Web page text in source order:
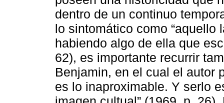
dentro de un continuo
lo sintomático como
habiendo algo de ella que
62), es importante recurrir
Benjamin, en el cual el autor
es lo inaproximable. Y serlo